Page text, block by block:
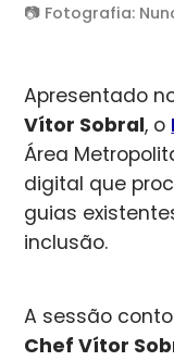
📷 Fotografia:
Apresentado
Vítor Sobral, o
Área
digital que
guias
inclusão.
A sessão
Chef Vítor